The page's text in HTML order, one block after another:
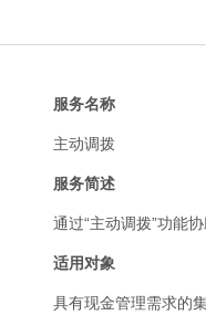
服务名称
主动调拨
服务简述
通过“主动调拨”功能
适用对象
具有现金管理需求的